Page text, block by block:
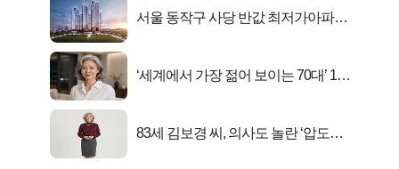
서울 동작구 사당 반값 최저가아파트
‘세계에서 가장 젊어 보이는 70대’ 1위
83세 김보경 씨, 의사도 놀란 ‘압도적